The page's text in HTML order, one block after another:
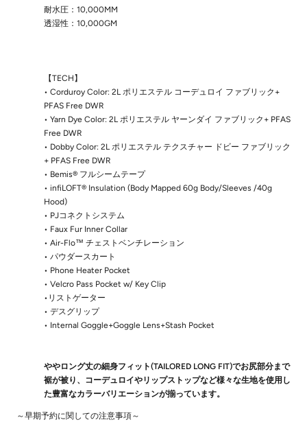
耐水圧：10,000MM
透湿性：10,000GM
【TECH】
• Corduroy Color: 2L ポリエステル コーデュロイ ファブリック+
PFAS Free DWR
• Yarn Dye Color: 2L ポリエステル ヤーンダイ ファブリック+ PFAS
Free DWR
• Dobby Color: 2L ポリエステル テクスチャー ドビー ファブリック
+ PFAS Free DWR
• Bemis® フルシームテープ
• infiLOFT® Insulation (Body Mapped 60g Body/Sleeves /40g
Hood)
• PJコネクトシステム
• Faux Fur Inner Collar
• Air-Flo™ チェストベンチレーション
• パウダースカート
• Phone Heater Pocket
• Velcro Pass Pocket w/ Key Clip
•リストゲーター
• デスグリップ
• Internal Goggle+Goggle Lens+Stash Pocket
ややロング丈の細身フィット(TAILORED LONG FIT)でお尻部分まで
裾が被り、コーデュロイやリップストップなど様々な生地を使用し
た豊富なカラーバリエーションが揃っています。
～早期予約に関しての注意事項～